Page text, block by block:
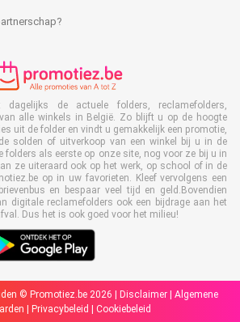
dagelijks de actuele folders, reclamefolders,
alle winkels in België. Zo blijft u op de hoogte
uit de folder en vindt u gemakkelijk een promotie,
solden of uitverkoop van een winkel bij u in de
folders als eerste op onze site, nog voor ze bij u in
ze uiteraard ook op het werk, op school of in de
op in uw favorieten. Kleef vervolgens een
en bespaar veel tijd en geld.Bovendien
digitale reclamefolders ook een bijdrage aan het
Dus het is ook goed voor het milieu!
© Promotiez.be 2026 | Disclaimer| Algemene
| Privacybeleid | Cookiebeleid